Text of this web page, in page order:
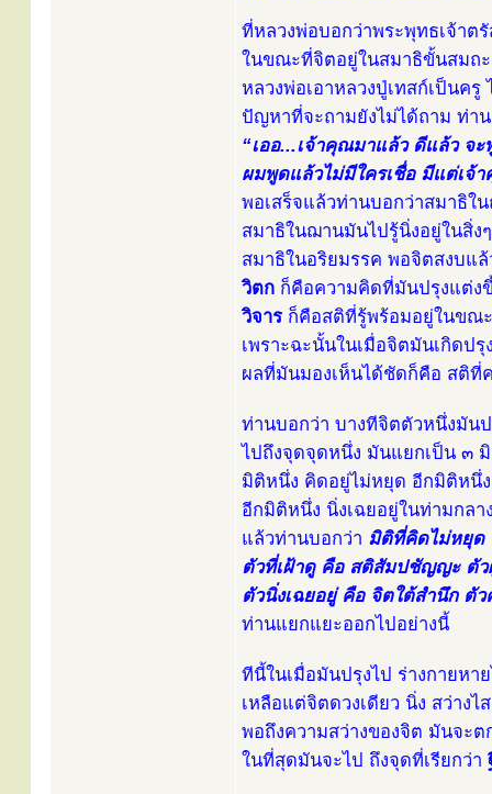
ที่หลวงพ่อบอกว่าพระพุทธเจ้าต
ในขณะที่จิตอยู่ในสมาธิขั้นสมถะ
หลวงพ่อเอาหลวงปู่เทสก์เป็นค
ปัญหาที่จะถามยังไม่ได้ถาม ท่า
“เออ...เจ้าคุณมาแล้ว ดีแล้ว จะ
ผมพูดแล้วไม่มีใครเชื่อ มีแต่เจ้
พอเสร็จแล้วท่านบอกว่าสมาธิใ
สมาธิในฌานมันไปรู้นิ่งอยู่ในสิ่ง
สมาธิในอริยมรรค พอจิตสงบแ
วิตก ก็คือความคิดที่มันปรุงแต่ง
วิจารก็คือสติที่รู้พร้อมอยู่ในขณ
เพราะฉะนั้นในเมื่อจิตมันเกิดป
ผลที่มันมองเห็นได้ชัดก็คือ สติที่
ท่านบอกว่า บางทีจิตตัวหนึ่งมัน
ไปถึงจุดจุดหนึ่ง มันแยกเป็น ๓
มิติหนึ่ง คิดอยู่ไม่หยุด อีกมิติหนึ่ง
อีกมิติหนึ่ง นิ่งเฉยอยู่ในท่ามกลา
แล้วท่านบอกว่า มิติที่คิดไม่หยุด
ตัวที่เฝ้าดู คือ สติสัมปชัญญะ ตัว
ตัวนิ่งเฉยอยู่ คือ จิตใต้สำนึก ตัว
ท่านแยกแยะออกไปอย่างนี้
ทีนี้ในเมื่อมันปรุงไป ร่างกายหา
เหลือแต่จิตดวงเดียว นิ่ง สว่าง
พอถึงความสว่างของจิต มันจะ
ในที่สุดมันจะไป ถึงจุดที่เรียกว่า